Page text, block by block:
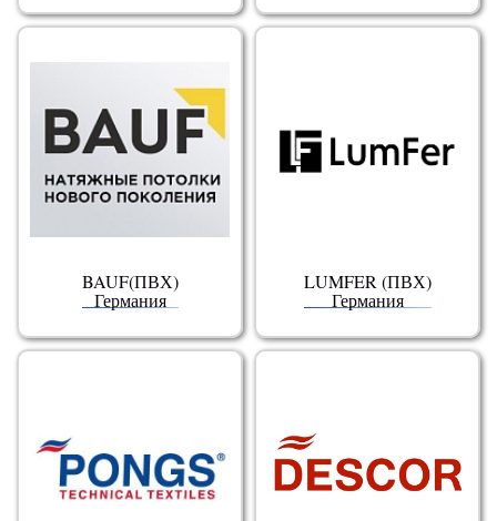
BAUF(ПВХ)
Германия
LUMFER (ПВХ)
Германия